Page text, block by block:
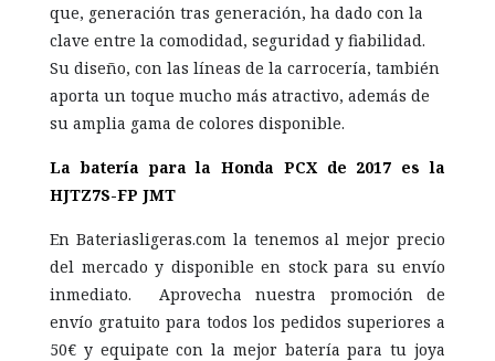
que, generación tras generación, ha dado con la
clave entre la comodidad, seguridad y fiabilidad.
Su diseño, con las líneas de la carrocería, también
aporta un toque mucho más atractivo, además de
su amplia gama de colores disponible.
La batería para la Honda PCX de 2017 es la
HJTZ7S-FP JMT
En Bateriasligeras.com la tenemos al mejor precio
del mercado y disponible en stock para su envío
inmediato. Aprovecha nuestra promoción de
envío gratuito para todos los pedidos superiores a
50€ y equipate con la mejor batería para tu joya